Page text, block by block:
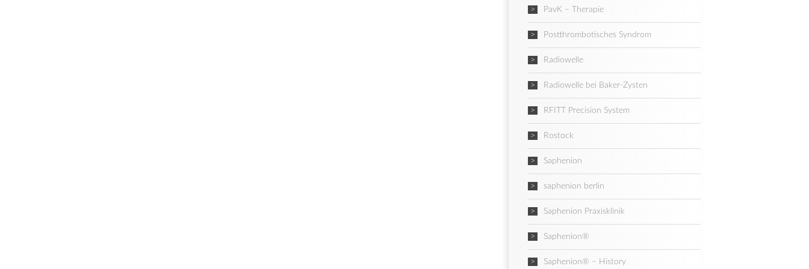
PavK – Therapie
Postthrombotisches Syndrom
Radiowelle
Radiowelle bei Baker-Zysten
RFITT Precision System
Rostock
Saphenion
saphenion berlin
Saphenion Praxisklinik
Saphenion®
Saphenion® – History